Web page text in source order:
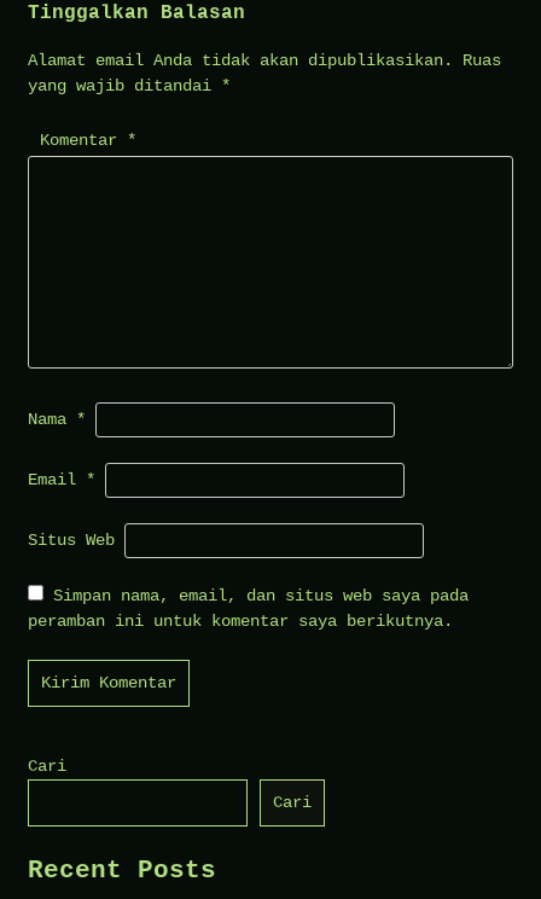
Tinggalkan Balasan
Alamat email Anda tidak akan dipublikasikan.
Ruas
yang wajib ditandai *
Komentar *
Nama *
Email *
Situs Web
Simpan nama, email, dan situs web saya pada
peramban ini untuk komentar saya berikutnya.
Cari
Cari
Recent Posts